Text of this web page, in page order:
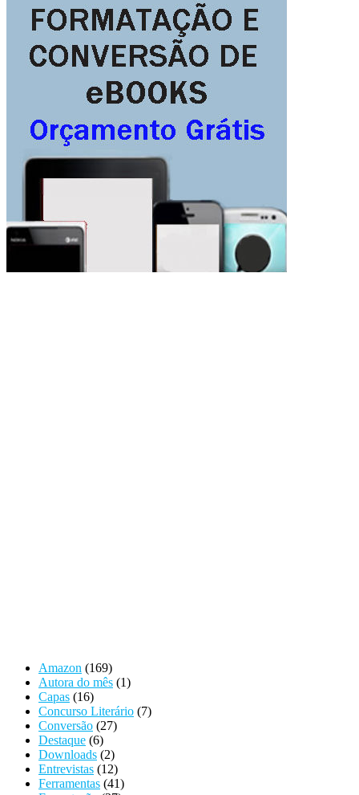
Amazon (169)
Autora do mês (1)
Capas (16)
Concurso Literário (7)
Conversão (27)
Destaque (6)
Downloads (2)
Entrevistas (12)
Ferramentas (41)